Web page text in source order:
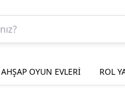
AHŞAP OYUN EVLERİ ROL